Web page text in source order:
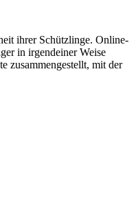
ihrer Schützlinge. Online-
in irgendeiner Weise
zusammengestellt, mit der